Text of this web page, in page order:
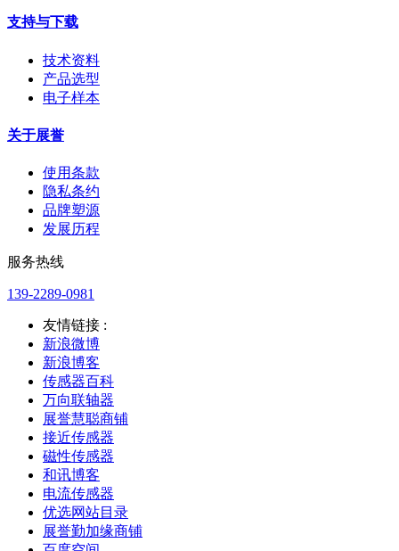
支持与下载
技术资料
产品选型
电子样本
关于展誉
使用条款
隐私条约
品牌塑源
发展历程
服务热线
139-2289-0981
友情链接 :
新浪微博
新浪博客
传感器百科
万向联轴器
展誉慧聪商铺
接近传感器
磁性传感器
和讯博客
电流传感器
优选网站目录
展誉勤加缘商铺